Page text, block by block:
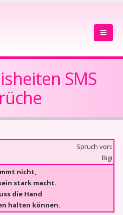
SMS
Spruch von:
Bigi
nicht,
stark macht.
die Hand
halten können.